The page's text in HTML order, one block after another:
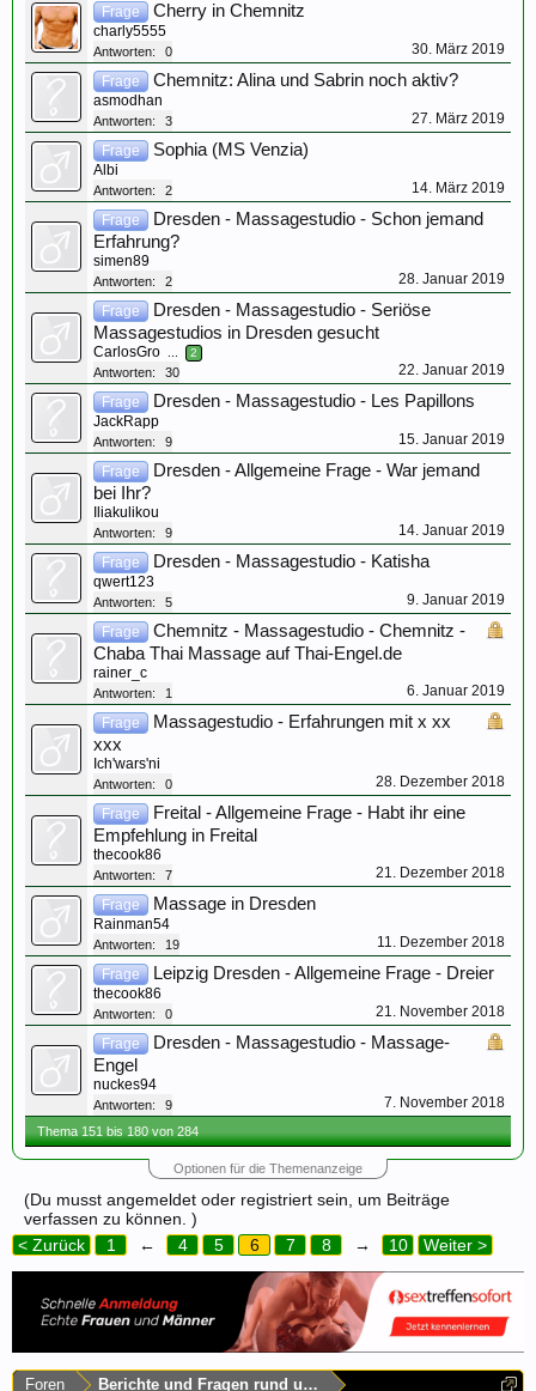
Frage Cherry in Chemnitz
charly5555
Antworten: 0 30. März 2019
Frage Chemnitz: Alina und Sabrin noch aktiv?
asmodhan
Antworten: 3 27. März 2019
Frage Sophia (MS Venzia)
Albi
Antworten: 2 14. März 2019
Frage
Dresden - Massagestudio - Schon jemand
Erfahrung?
simen89
Antworten: 2 28. Januar 2019
Frage
Dresden - Massagestudio - Seriöse
Massagestudios in Dresden gesucht
CarlosGro ... 2
Antworten: 30 22. Januar 2019
Frage Dresden - Massagestudio - Les Papillons
JackRapp
Antworten: 9 15. Januar 2019
Frage
Dresden - Allgemeine Frage - War jemand
bei Ihr?
Iliakulikou
Antworten: 9 14. Januar 2019
Frage Dresden - Massagestudio - Katisha
qwert123
Antworten: 5 9. Januar 2019
Frage
Chemnitz - Massagestudio - Chemnitz -
Chaba Thai Massage auf Thai-Engel.de
rainer_c
Antworten: 1 6. Januar 2019
Frage
Massagestudio - Erfahrungen mit x xx
xxx
Ich'wars'ni
Antworten: 0 28. Dezember 2018
Frage
Freital - Allgemeine Frage - Habt ihr eine
Empfehlung in Freital
thecook86
Antworten: 7 21. Dezember 2018
Frage Massage in Dresden
Rainman54
Antworten: 19 11. Dezember 2018
Frage Leipzig Dresden - Allgemeine Frage - Dreier
thecook86
Antworten: 0 21. November 2018
Frage
Dresden - Massagestudio - Massage-
Engel
nuckes94
Antworten: 9 7. November 2018
Thema 151 bis 180 von 284
Optionen für die Themenanzeige
(Du musst angemeldet oder registriert sein, um Beiträge
verfassen zu können. )
< Zurück
1 ← 4 5 6 7 8 → 10 Weiter >
Foren Berichte und Fragen rund um Sachsen